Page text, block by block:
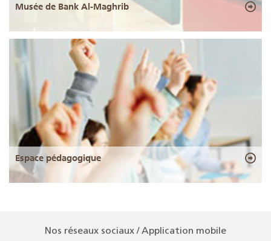
Musée de Bank Al-Maghrib
Espace pédagogique
Nos réseaux sociaux / Application mobile